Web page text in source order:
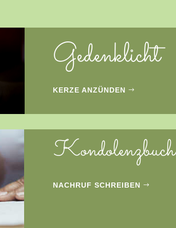
Gedenklicht
KERZE ANZÜNDEN
Kondolenzbuch
NACHRUF SCHREIBEN